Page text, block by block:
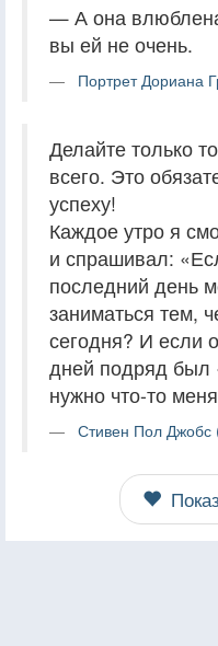
— А она
вы ей не очень.
Портрет Дориана
Делайте только
всего. Это
успеху!
Каждое утро я
и спрашивал:
последний день
заниматься тем,
сегодня? И если
дней подряд был
нужно что-то
Стивен Пол Джобс